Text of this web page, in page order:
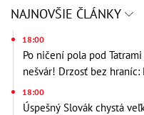
NAJNOVŠIE ČLÁNKY
18:00
Po ničení pola pod
nešvár! Drzosť bez
18:00
Úspešný Slovák chystá